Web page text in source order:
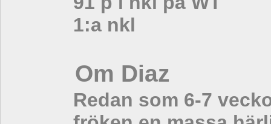
1:a nkl
Om Diaz
Redan som 6-7